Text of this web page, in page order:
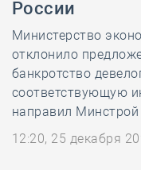
России
Министерство
отклонило
банкротство
соответствующую
направил Минстрой
12:20, 25 декабря